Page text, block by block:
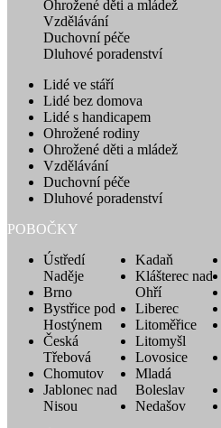
Ohrožené děti a mládež
Vzdělávání
Duchovní péče
Dluhové poradenství
Lidé ve stáří
Lidé bez domova
Lidé s handicapem
Ohrožené rodiny
Ohrožené děti a mládež
Vzdělávání
Duchovní péče
Dluhové poradenství
POBOČKY
Ústředí
Naděje
Brno
Bystřice pod
Hostýnem
Česká
Třebová
Chomutov
Jablonec nad
Nisou
Kadaň
Klášterec nad
Ohří
Liberec
Litoměřice
Litomyšl
Lovosice
Mladá
Boleslav
Nedašov